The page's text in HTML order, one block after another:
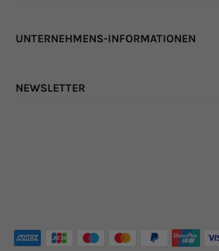
UNTERNEHMENS-INFORMATIONEN
NEWSLETTER